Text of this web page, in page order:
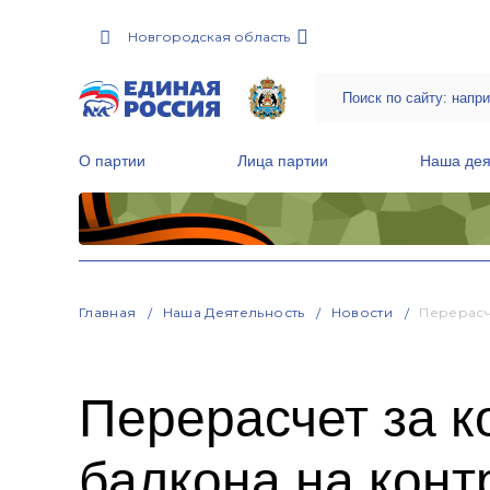
Новгородская область
О партии Лица партии Наша
Главная Наша Деятельность Новости
Перерасчет за